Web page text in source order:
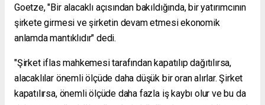
Goetze, "Bir alacaklı açısından bakıldığında, bir yatırımcının
şirkete girmesi ve şirketin devam etmesi ekonomik
anlamda mantıklıdır" dedi.
"Şirket iflas mahkemesi tarafından kapatılıp dağıtılırsa,
alacaklılar önemli ölçüde daha düşük bir oran alırlar. Şirket
kapatılırsa, önemli ölçüde daha fazla iş kaybı olur ve bu da